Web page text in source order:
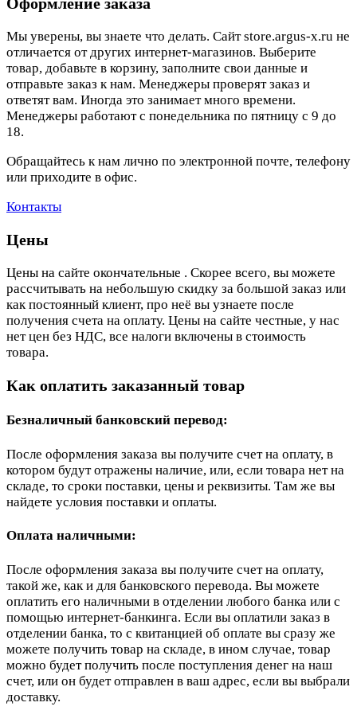
Мы уверены, вы знаете что делать. Сайт store.argus-x.ru не
отличается от других интернет-магазинов. Выберите
товар, добавьте в корзину, заполните свои данные и
отправьте заказ к нам. Менеджеры проверят заказ и
ответят вам. Иногда это занимает много времени.
Менеджеры работают с понедельника по пятницу с 9 до
18.
Обращайтесь к нам лично по электронной почте, телефону
или приходите в офис.
Контакты
Цены
Цены на сайте окончательные . Скорее всего, вы можете
рассчитывать на небольшую скидку за большой заказ или
как постоянный клиент, про неё вы узнаете после
получения счета на оплату. Цены на сайте честные, у нас
нет цен без НДС, все налоги включены в стоимость
товара.
Как оплатить заказанный товар
Безналичный банковский перевод:
После оформления заказа вы получите счет на оплату, в
котором будут отражены наличие, или, если товара нет на
складе, то сроки поставки, цены и реквизиты. Там же вы
найдете условия поставки и оплаты.
Оплата наличными:
После оформления заказа вы получите счет на оплату,
такой же, как и для банковского перевода. Вы можете
оплатить его наличными в отделении любого банка или с
помощью интернет-банкинга. Если вы оплатили заказ в
отделении банка, то с квитанцией об оплате вы сразу же
можете получить товар на складе, в ином случае, товар
можно будет получить после поступления денег на наш
счет, или он будет отправлен в ваш адрес, если вы выбрали
доставку.